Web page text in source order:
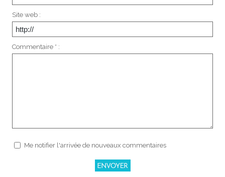
Site web :
Commentaire * :
Me notifier l'arrivée de nouveaux commentaires